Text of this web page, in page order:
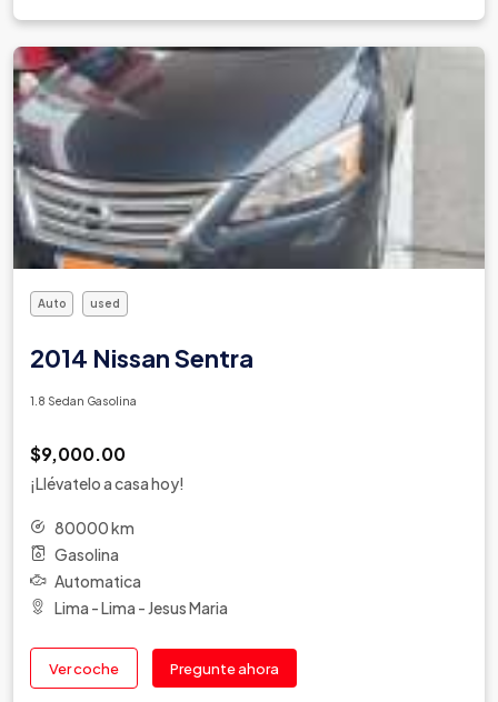
Auto used
2014 Nissan Sentra
1.8 Sedan Gasolina
$9,000.00
¡Llévatelo a casa hoy!
80000 km
Gasolina
Automatica
Lima - Lima - Jesus Maria
Ver coche Pregunte ahora